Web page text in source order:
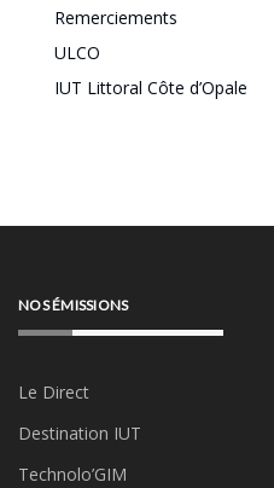
Remerciements
ULCO
IUT Littoral Côte d’Opale
NOS ÉMISSIONS
Le Direct
Destination IUT
Technolo’GIM